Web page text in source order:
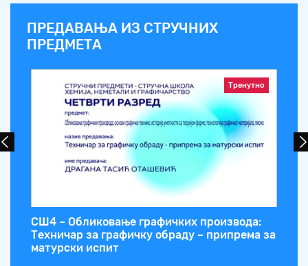
ПРЕДАВАЊА ИЗ СТРУЧНИХ
ПРЕДМЕТА
Тренутно
СШ4 – Обликовање графичких производа:
Техничар за графичку обраду – припрема за
матурски испит